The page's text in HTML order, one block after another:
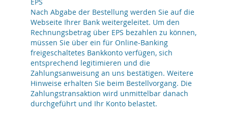
Nach Abgabe der Bestellung werden Sie auf die
Webseite Ihrer Bank weitergeleitet. Um den
Rechnungsbetrag über EPS bezahlen zu können,
müssen Sie über ein für Online-Banking
freigeschaltetes Bankkonto verfügen, sich
entsprechend legitimieren und die
Zahlungsanweisung an uns bestätigen. Weitere
Hinweise erhalten Sie beim Bestellvorgang. Die
Zahlungstransaktion wird unmittelbar danach
durchgeführt und Ihr Konto belastet.